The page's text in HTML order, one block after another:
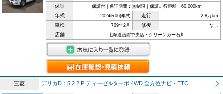
保証 保証付｜保証期間：無制限｜保証走行距離：60,000km
年式 2024(R06)年式 走行 2.8万km
車検 R09年2月 修復 なし
店舗 北海道函館中央店・クリーンカー石川
三菱 デリカD：5 2.2 P ディーゼルターボ 4WD 全方位ナビ・ETC